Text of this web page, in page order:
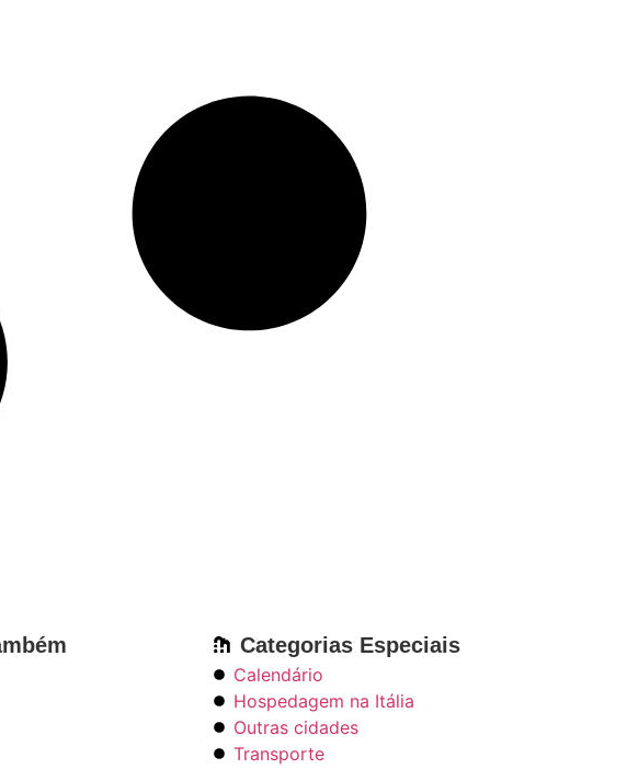
Categorias Especiais
Calendário
Hospedagem na Itália
Outras cidades
Transporte